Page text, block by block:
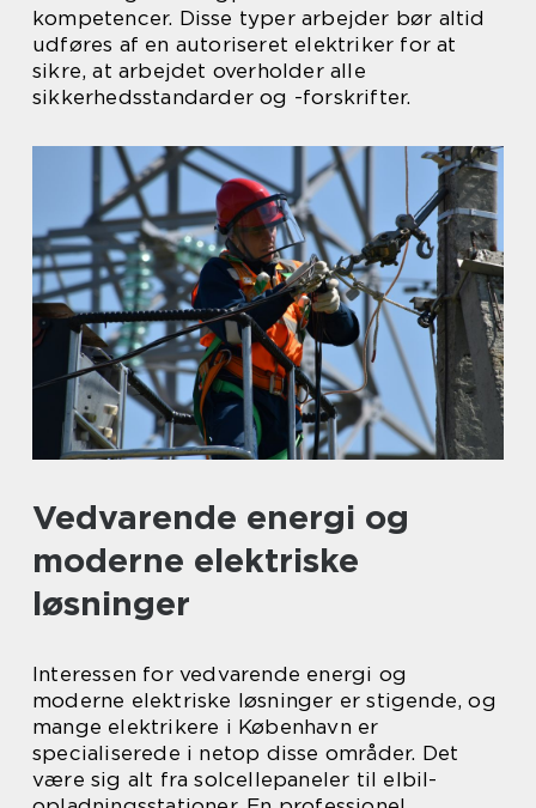
kompetencer. Disse typer arbejder bør altid
udføres af en autoriseret elektriker for at
sikre, at arbejdet overholder alle
sikkerhedsstandarder og -forskrifter.
Vedvarende energi og
moderne elektriske
løsninger
Interessen for vedvarende energi og
moderne elektriske løsninger er stigende, og
mange elektrikere i København er
specialiserede i netop disse områder. Det
være sig alt fra solcellepaneler til elbil-